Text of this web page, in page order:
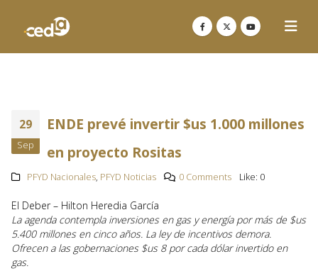
29
Sep
ENDE prevé invertir $us 1.000 millones
en proyecto Rositas
PFYD Nacionales, PFYD Noticias 0 Comments Like: 0
El Deber – Hilton Heredia García
La agenda contempla inversiones en gas y energía por más de $us
5.400 millones en cinco años. La ley de incentivos demora.
Ofrecen a las gobernaciones $us 8 por cada dólar invertido en
gas.